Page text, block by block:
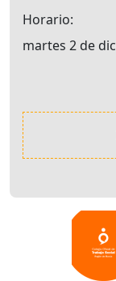
Horario
martes 2 de